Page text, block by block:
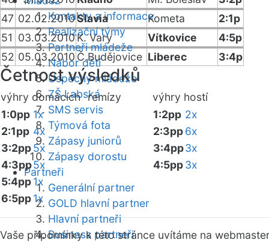
Kontakty a informace
Realizační týmy
Partneři mládeže
Nábor dětí
Úspěchy mládeže
ZŠ Labská
SMS servis
Týmová fota
Zápasy juniorů
Zápasy dorostu
Partneři
Generální partner
GOLD hlavní partner
Hlavní partneři
Business partneři
47 02.02.2010Slavia Kometa
2:1p
51 03.03.2010K. Vary Vítkovice
4:5p
52 05.03.2010 Č.Budějovice Liberec 3:4p
Četnost výsledků
výhry domácíchremízy výhry hostí
1:0pp 1x
2:1pp 4x
3:2pp5x
4:3pp5x
5:4pp1x
6:5pp1x
1:2pp 2x
2:3pp6x
3:4pp3x
4:5pp3x
Vaše připomínky k této stránce uvítáme na webmaster